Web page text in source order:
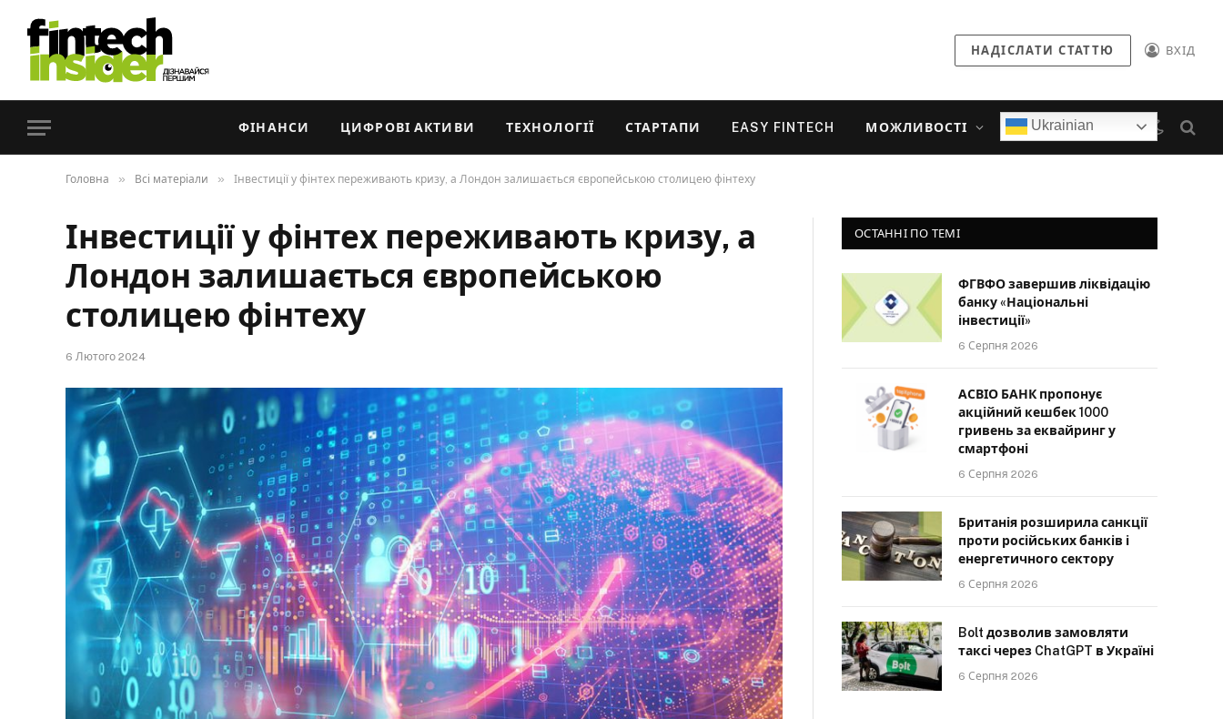
НАДІСЛАТИ СТАТТЮ ВХІД
ФІНАНСИ ЦИФРОВІ АКТИВИ ТЕХНОЛОГІЇ СТАРТАПИ EASY FINTECH МОЖЛИВОСТІ Ukrainian
Головна » Всі матеріали » Інвестиції у фінтех переживають кризу, а Лондон залишається європейською столицею фінтеху
Інвестиції у фінтех переживають кризу, а
Лондон залишається європейською
столицею фінтеху
6 Лютого 2024
ОСТАННІ ПО ТЕМІ
ФГВФО завершив ліквідацію
банку «Національні
інвестиції»
6 Серпня 2026
АСВІО БАНК пропонує
акційний кешбек 1000
гривень за еквайринг у
смартфоні
6 Серпня 2026
Британія розширила санкції
проти російських банків і
енергетичного сектору
6 Серпня 2026
Bolt дозволив замовляти
таксі через ChatGPT в Україні
6 Серпня 2026